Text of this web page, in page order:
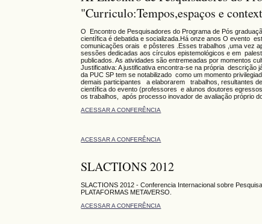
"Curriculo:Tempos,espaços e
O Encontro de Pesquisadores do Programa de Pós
científica é debatida e socializada.Há onze anos O evento
comunicações orais e pôsteres .Esses trabalhos ,uma vez
sessões dedicadas aos círculos epistemológicos e em
publicados. As atividades são entremeadas por momentos
Justificativa: A justificativa encontra-se na própria descrição
da PUC SP tem se notabilizado como um momento
demais participantes a elaborarem trabalhos, resultantes
científica do evento (professores e alunos doutores
os trabalhos, após processo inovador de avaliação próprio
ACESSAR A CONFERÊNCIA
ACESSAR A CONFERÊNCIA
SLACTIONS 2012
SLACTIONS 2012 - Conferencia Internacional sobre
PLATAFORMAS METAVERSO.
ACESSAR A CONFERÊNCIA